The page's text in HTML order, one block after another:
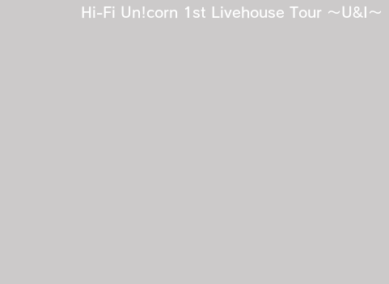
Hi-Fi Un!corn 1st Livehouse Tour ～U&I～